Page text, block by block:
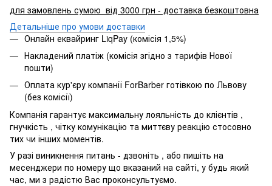
для замовлень сумою від 3000 грн - доставка безкоштовна
Детальніше про умови доставки
Онлайн еквайринг LiqPay (комісія 1,5%)
Накладений платіж (комісія згідно з тарифів Нової
пошти)
Оплата кур'єру компанії ForBarber готівкою по Львову
(без комісії)
Компанія гарантує максимальну лояльність до клієнтів ,
гнучкість , чітку комунікацію та миттєву реакцію стосовно
тих чи інших моментів.
У разі виникнення питань - дзвоніть , або пишіть на
месенджери по номеру що вказаний на сайті, у будь який
час, ми з радістю Вас проконсультуємо.